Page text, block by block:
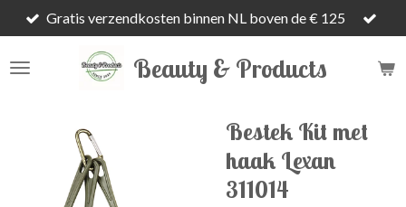
Ga
direct
naar
Beauty & Products
Gratis verzendkosten binnen NL boven de € 125
Bestek Kit met
haak Lexan
311014